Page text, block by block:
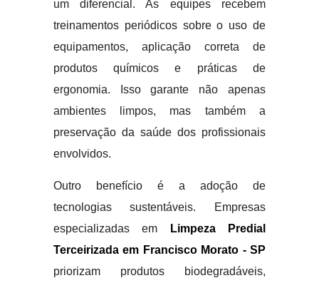
um diferencial. As equipes recebem
treinamentos periódicos sobre o uso de
equipamentos, aplicação correta de
produtos químicos e práticas de
ergonomia. Isso garante não apenas
ambientes limpos, mas também a
preservação da saúde dos profissionais
envolvidos.
Outro benefício é a adoção de
tecnologias sustentáveis. Empresas
especializadas em Limpeza Predial
Terceirizada em Francisco Morato - SP
priorizam produtos biodegradáveis,